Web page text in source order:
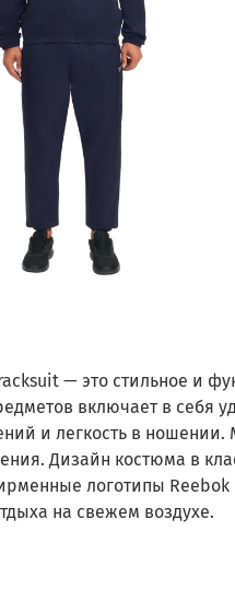
— это стильное и
включает в себя
и легкость в ношении.
Дизайн костюма в
логотипы
на свежем воздухе.